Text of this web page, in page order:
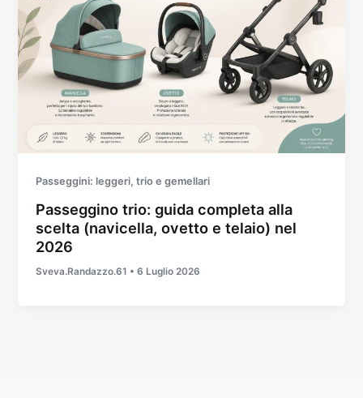
Passeggini: leggeri, trio e gemellari
Passeggino trio: guida completa alla
scelta (navicella, ovetto e telaio) nel
2026
Sveva.Randazzo.61 •6 Luglio 2026